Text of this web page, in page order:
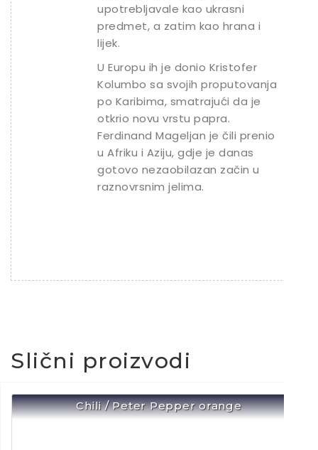
upotrebljavale kao ukrasni
predmet, a zatim kao hrana i
lijek.
U Europu ih je donio Kristofer
Kolumbo sa svojih proputovanja
po Karibima, smatrajući da je
otkrio novu vrstu papra.
Ferdinand Mageljan je čili prenio
u Afriku i Aziju, gdje je danas
gotovo nezaobilazan začin u
raznovrsnim jelima.
Slični proizvodi
Chili / Peter Pepper orange